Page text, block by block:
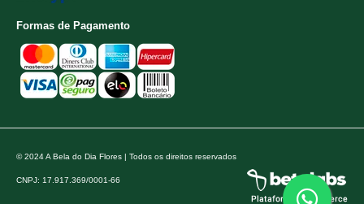
Formas de Pagamento
© 2024 A Bela do Dia Flores | Todos os direitos reservados
CNPJ: 17.917.369/0001-66